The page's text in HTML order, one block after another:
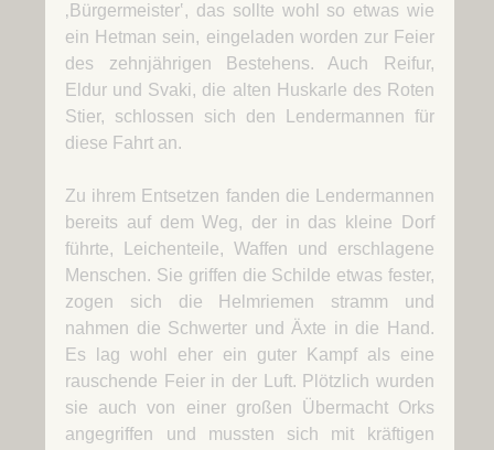
‚Bürgermeister‛, das sollte wohl so etwas wie
ein Hetman sein, eingeladen worden zur Feier
des zehnjährigen Bestehens. Auch Reifur,
Eldur und Svaki, die alten Huskarle des Roten
Stier, schlossen sich den Lendermannen für
diese Fahrt an.
Zu ihrem Entsetzen fanden die Lendermannen
bereits auf dem Weg, der in das kleine Dorf
führte, Leichenteile, Waffen und erschlagene
Menschen. Sie griffen die Schilde etwas fester,
zogen sich die Helmriemen stramm und
nahmen die Schwerter und Äxte in die Hand.
Es lag wohl eher ein guter Kampf als eine
rauschende Feier in der Luft. Plötzlich wurden
sie auch von einer großen Übermacht Orks
angegriffen und mussten sich mit kräftigen